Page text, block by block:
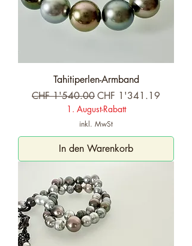
Tahitiperlen-Armband
Standardpreis
CHF 1'540.00Sale-Preis
CHF 1'341.19
1. August-Rabatt
inkl. MwSt
In den Warenkorb